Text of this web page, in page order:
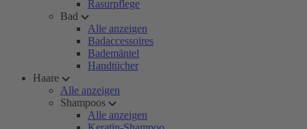
Rasurpflege
Bad
Alle anzeigen
Badaccessoires
Bademäntel
Handtücher
Haare
Alle anzeigen
Shampoos
Alle anzeigen